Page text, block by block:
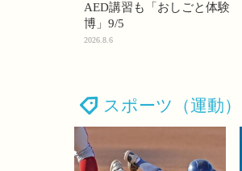
AED講習も「おしごと体験
博」9/5
2026.8.6
スポーツ（運動）